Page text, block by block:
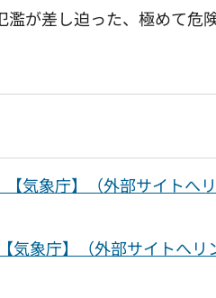
が差し迫った、極めて危
気象庁】（外部サイトへ
気象庁】（外部サイトへリ